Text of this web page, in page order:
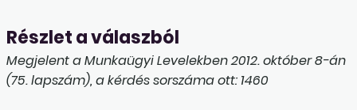
Részlet a válaszból
Megjelent a Munkaügyi Levelekben 2012. október 8-án
(75. lapszám), a kérdés sorszáma ott: 1460